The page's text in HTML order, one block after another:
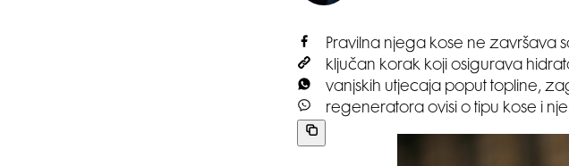
Pravilna njega kose ne završava
ključan korak koji osigurava
vanjskih utjecaja poput topline,
regeneratora ovisi o tipu kose i